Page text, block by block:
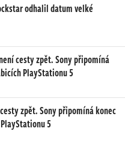
odhalil datum velké
cesty zpět. Sony připomíná
PlayStationu 5
zpět. Sony připomíná konec
5